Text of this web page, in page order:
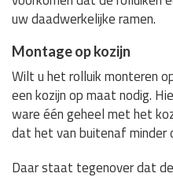
uw daadwerkelijke ramen.
Montage op kozijn
Wilt u het rolluik monteren
een kozijn op maat nodig.
ware één geheel met het
dat het van buitenaf minder
Daar staat tegenover dat